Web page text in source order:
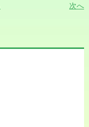
次へ